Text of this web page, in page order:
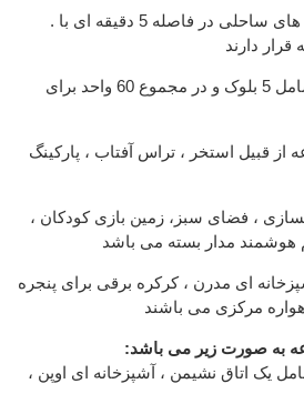
. ساحل عمومی لارا و کلاب های ساحلی در فاصله 5 دقیقه ای با
قرار دارند
این آپارتمان های لوکس شامل 5 بلوک و در مجموع 60 واحد برای
از قبیل استخر ، تراس آفتاب ، پارکینگ
، فضای سبز، زمین بازی کودکان ،
ای مدرن ، کرکره برقی برای پنجره
مرکزی می باشند
به صورت زیر می باشد
شامل یک اتاق نشیمن ، آشپزخانه ای اوپن ،